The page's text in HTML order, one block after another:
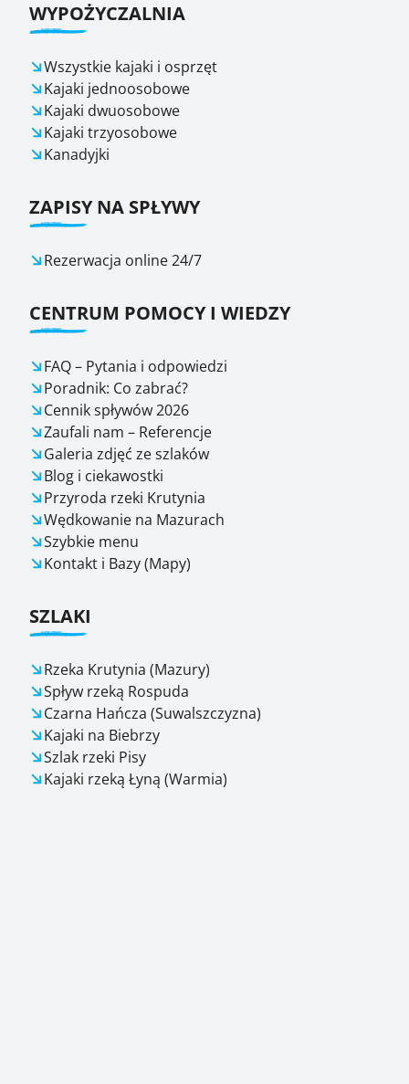
WYPOŻYCZALNIA
Wszystkie kajaki i osprzęt
Kajaki jednoosobowe
Kajaki dwuosobowe
Kajaki trzyosobowe
Kanadyjki
ZAPISY NA SPŁYWY
Rezerwacja online 24/7
CENTRUM POMOCY I WIEDZY
FAQ – Pytania i odpowiedzi
Poradnik: Co zabrać?
Cennik spływów 2026
Zaufali nam – Referencje
Galeria zdjęć ze szlaków
Blog i ciekawostki
Przyroda rzeki Krutynia
Wędkowanie na Mazurach
Szybkie menu
Kontakt i Bazy (Mapy)
SZLAKI
Rzeka Krutynia (Mazury)
Spływ rzeką Rospuda
Czarna Hańcza (Suwalszczyzna)
Kajaki na Biebrzy
Szlak rzeki Pisy
Kajaki rzeką Łyną (Warmia)